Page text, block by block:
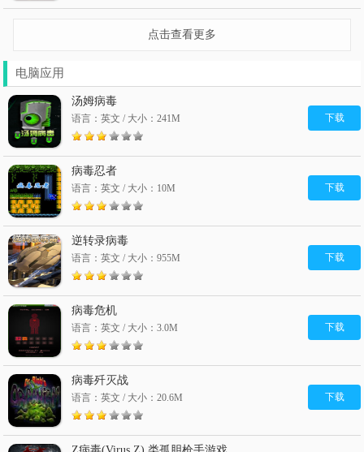
点击查看更多
电脑应用
汤姆病毒
语言：英文 / 大小：241M 下载
病毒忍者
语言：英文 / 大小：10M 下载
逆转录病毒
语言：英文 / 大小：955M 下载
病毒危机
语言：英文 / 大小：3.0M 下载
病毒歼灭战
语言：英文 / 大小：20.6M 下载